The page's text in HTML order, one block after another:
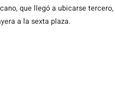
que llegó a ubicarse tercero,
a la sexta plaza.